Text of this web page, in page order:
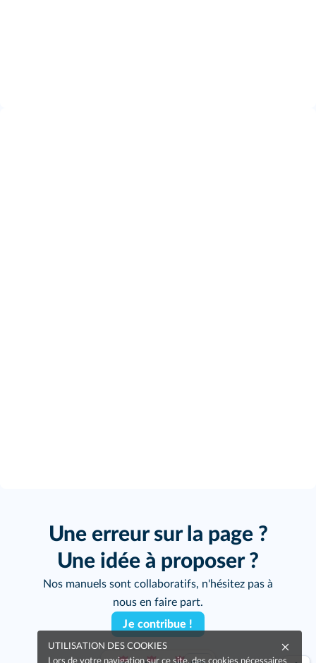
Une erreur sur la page ?
Une idée à proposer ?
Nos manuels sont collaboratifs, n'hésitez pas à
nous en faire part.
Je contribue !
UTILISATION DES COOKIES